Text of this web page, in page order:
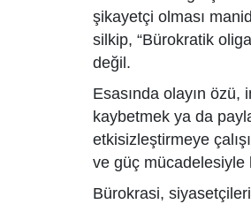
şikayetçi olması
silkip, “Bürokratik
değil.
Esasında olayın özü,
kaybetmek ya da
etkisizleştirmeye
ve güç mücadelesiyle
Bürokrasi,